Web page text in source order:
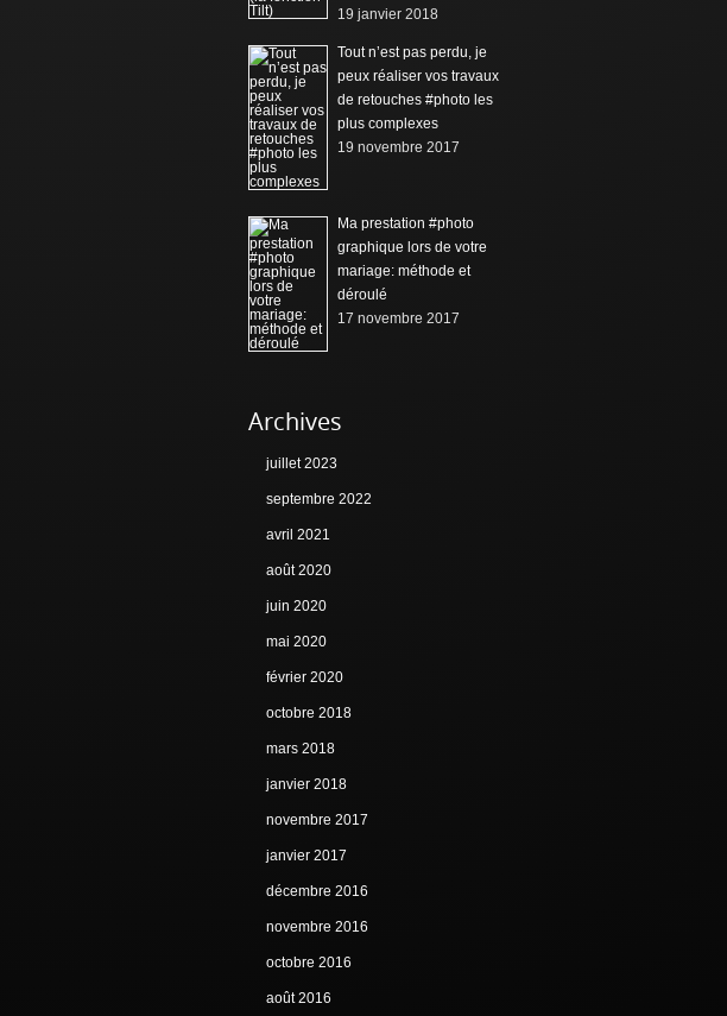
19 janvier 2018
Tout n’est pas perdu, je
peux réaliser vos travaux
de retouches #photo les
plus complexes
19 novembre 2017
Ma prestation #photo
graphique lors de votre
mariage: méthode et
déroulé
17 novembre 2017
Archives
juillet 2023
septembre 2022
avril 2021
août 2020
juin 2020
mai 2020
février 2020
octobre 2018
mars 2018
janvier 2018
novembre 2017
janvier 2017
décembre 2016
novembre 2016
octobre 2016
août 2016